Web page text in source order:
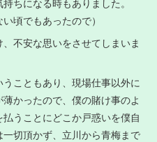
頃でもあったので）
不安な思いをさせてしまいま
こともあり、現場仕事以外に
かったので、僕の賭け事のよ
うことにどこか戸惑いを僕自
切頂かず、立川から青梅まで